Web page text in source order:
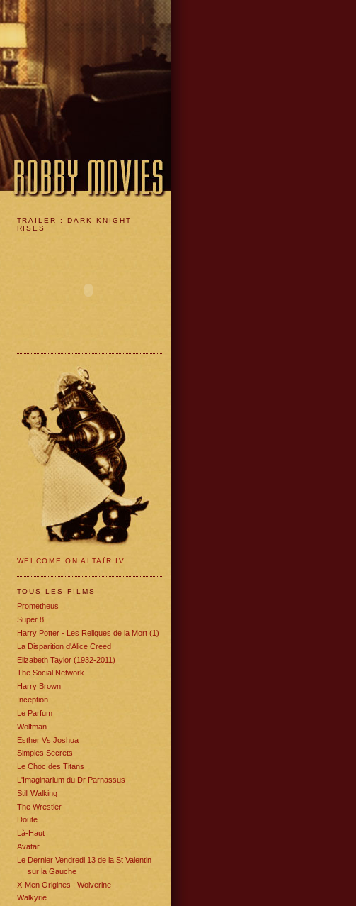
TRAILER : DARK KNIGHT
RISES
WELCOME ON ALTAÏR IV...
TOUS LES FILMS
Prometheus
Super 8
Harry Potter - Les Reliques de la Mort (1)
La Disparition d'Alice Creed
Elizabeth Taylor (1932-2011)
The Social Network
Harry Brown
Inception
Le Parfum
Wolfman
Esther Vs Joshua
Simples Secrets
Le Choc des Titans
L'Imaginarium du Dr Parnassus
Still Walking
The Wrestler
Doute
Là-Haut
Avatar
Le Dernier Vendredi 13 de la St Valentin
sur la Gauche
X-Men Origines : Wolverine
Walkyrie